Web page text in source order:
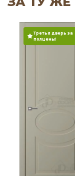
Третья дверь за
полцены!